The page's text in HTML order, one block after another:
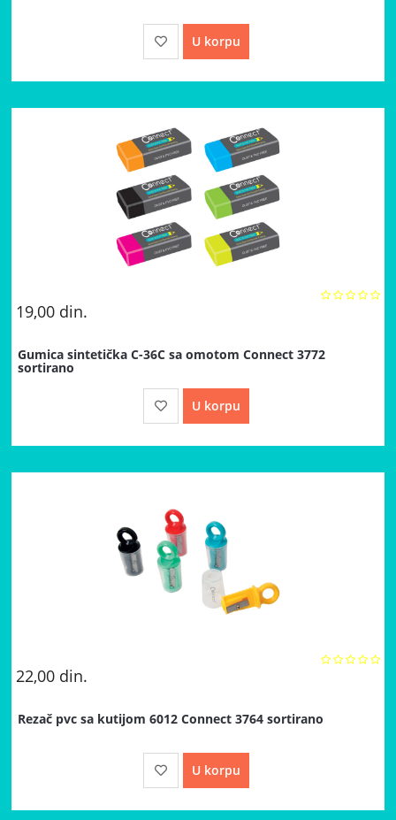
U korpu
19,00 din.
Gumica sintetička C-36C sa omotom Connect 3772
sortirano
U korpu
22,00 din.
Rezač pvc sa kutijom 6012 Connect 3764 sortirano
U korpu